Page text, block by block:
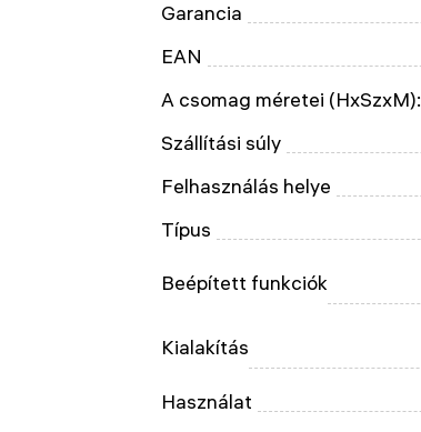
Garancia
EAN
A csomag méretei (HxSzxM):
Szállítási súly
Felhasználás helye
Típus
Beépített funkciók
Kialakítás
Használat